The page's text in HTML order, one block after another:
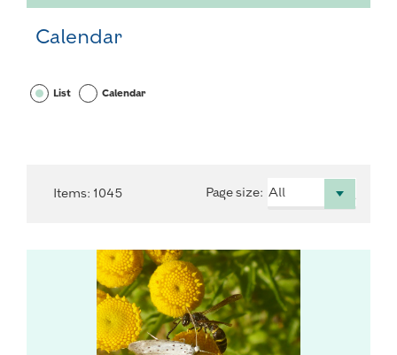
Calendar
List Calendar
Items: 1045 Page size: